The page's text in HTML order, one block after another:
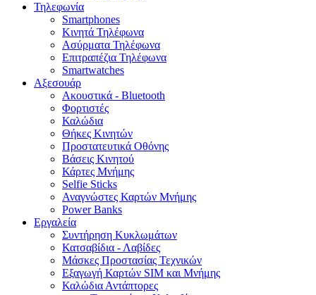
Τηλεφωνία
Smartphones
Κινητά Τηλέφωνα
Ασύρματα Τηλέφωνα
Επιτραπέζια Τηλέφωνα
Smartwatches
Αξεσουάρ
Ακουστικά - Bluetooth
Φορτιστές
Καλώδια
Θήκες Κινητών
Προστατευτικά Οθόνης
Βάσεις Κινητού
Κάρτες Μνήμης
Selfie Sticks
Αναγνώστες Καρτών Μνήμης
Power Banks
Εργαλεία
Συντήρηση Κυκλωμάτων
Κατσαβίδια - Λαβίδες
Μάσκες Προστασίας Τεχνικών
Εξαγωγή Καρτών SIM και Μνήμης
Καλώδια Αντάπτορες